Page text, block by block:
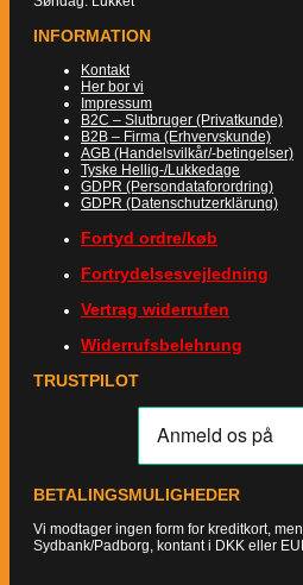
INFORMATION
Kontakt
Her bor vi
Impressum
B2C – Slutbruger (Privatkunde)
B2B – Firma (Erhvervskunde)
AGB (Handelsvilkår/-betingelser)
Tyske Hellig-/Lukkedage
GDPR (Persondataforordring)
GDPR (Datenschutzerklärung)
Fortyd ordre/køb
Fortrydelsesvejledning
Vertrag widerrufen
Widerrufsbelehrung
TRUSTPILOT
BETALINGSMULIGHEDER
Vi modtager ingen form for kreditkort,
Sydbank/Padborg, kontant i DKK eller